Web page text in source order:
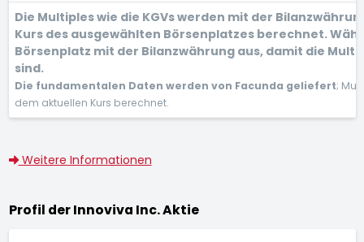
Die Multiples wie die KGVs werden mit der
Kurs des ausgewählten Börsenplatzes berechnet.
Börsenplatz mit der Bilanzwährung aus, damit die
sind.
Die fundamentalen Daten werden von Facunda geliefert;
dem aktuellen Kurs berechnet.
Weitere Informationen
Profil der Innoviva Inc. Aktie